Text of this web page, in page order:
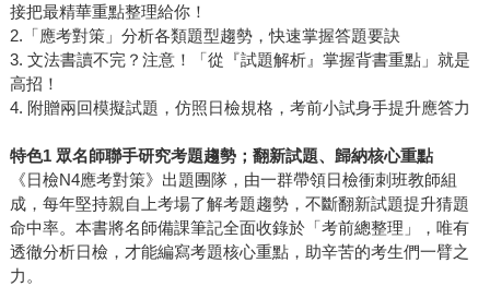
接把最精華重點整理給你！
2.「應考對策」分析各類題型趨勢，快速掌握答題要訣
3. 文法書讀不完？注意！「從『試題解析』掌握背書重點」就是
高招！
4. 附贈兩回模擬試題，仿照日檢規格，考前小試身手提升應答力
特色1 眾名師聯手研究考題趨勢；翻新試題、歸納核心重點
《日檢N4應考對策》出題團隊，由一群帶領日檢衝刺班教師組
成，每年堅持親自上考場了解考題趨勢，不斷翻新試題提升猜題
命中率。本書將名師備課筆記全面收錄於「考前總整理」，唯有
透徹分析日檢，才能編寫考題核心重點，助辛苦的考生們一臂之
力。